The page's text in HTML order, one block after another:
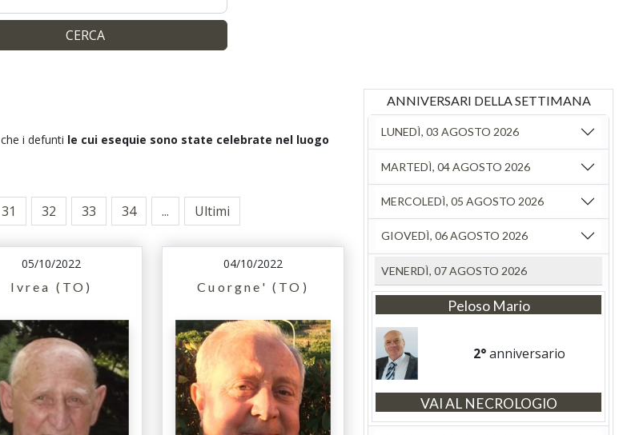
CERCA
che i defunti le cui esequie sono state celebrate nel luogo
31 32 33 34 ... Ultimi
05/10/2022
Ivrea (TO)
04/10/2022
Cuorgne' (TO)
ANNIVERSARI DELLA SETTIMANA
LUNEDÌ, 03 AGOSTO 2026
MARTEDÌ, 04 AGOSTO 2026
MERCOLEDÌ, 05 AGOSTO 2026
GIOVEDÌ, 06 AGOSTO 2026
VENERDÌ, 07 AGOSTO 2026
Peloso Mario
2°anniversario
VAI AL NECROLOGIO